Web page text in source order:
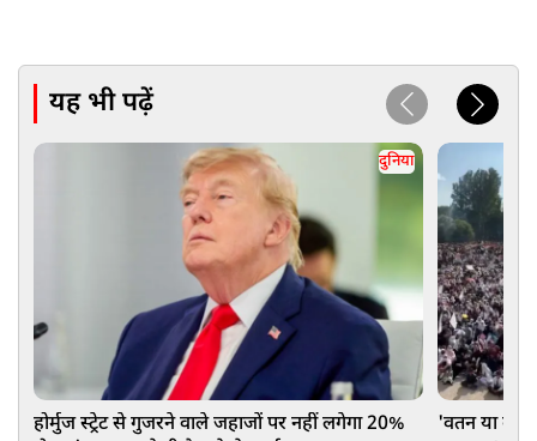
यह भी पढ़ें
दुनिया
होर्मुज स्‍ट्रेट से गुजरने वाले जहाजों पर नहीं लगेगा 20%
'वतन या